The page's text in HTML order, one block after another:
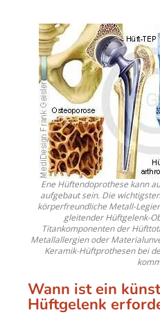
Ene Hüftendoprothese kann
aufgebaut sein. Die
körperfreundliche Metall-
gleitender Hüftgelenk-
Titankomponenten der
Metallallergien oder
Keramik-Hüftprothesen bei
Wann ist ein
Hüftgelenk